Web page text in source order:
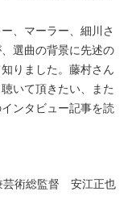
、マーラー、細川さ
選曲の背景に先述の
りました。藤村さん
いて頂きたい、また
ンタビュー記事を読
芸術総監督 安江正也